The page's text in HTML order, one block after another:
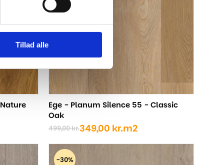
Tillad alle
Ege - Planum Silence 55 - Classic
Oak
499,00kr.
Den
oprindelige
pris
349,00 kr.
Den
aktuelle
pris
m2
-30%